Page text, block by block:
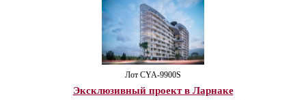
Лот CYA-9900S
Эксклюзивный проект в Ларнаке